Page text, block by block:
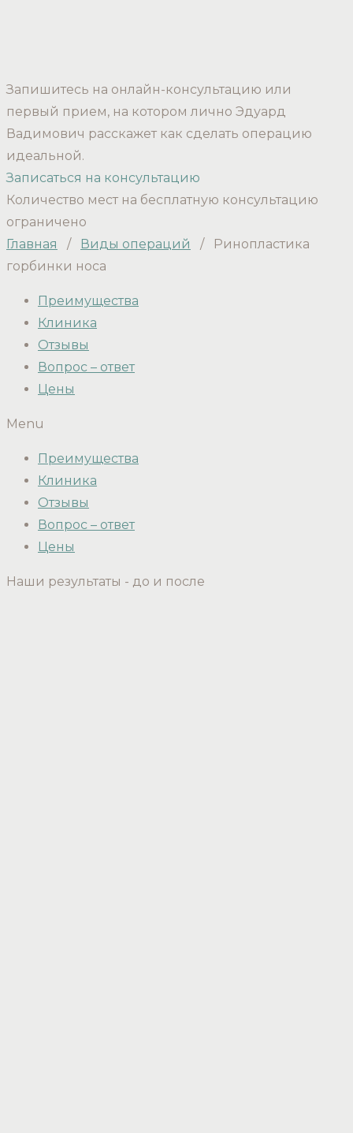
Запишитесь на онлайн-консультацию или
первый прием, на котором лично Эдуард
Вадимович расскажет как сделать операцию
идеальной.
Записаться на консультацию
Количество мест на бесплатную консультацию
ограничено
Главная
/ Виды операций /
Ринопластика
горбинки носа
Преимущества
Клиника
Отзывы
Вопрос – ответ
Цены
Menu
Преимущества
Клиника
Отзывы
Вопрос – ответ
Цены
Наши результаты - до и после